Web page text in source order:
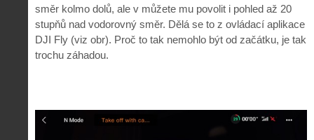
směr kolmo dolů, ale v můžete mu povolit i pohled až 20
stupňů nad vodorovný směr. Dělá se to z ovládací aplikace
DJI Fly (viz obr). Proč to tak nemohlo být od začátku, je tak
trochu záhadou.